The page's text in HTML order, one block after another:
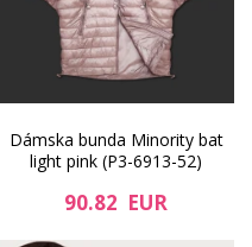
Dámska bunda Minority bat
light pink (P3-6913-52)
90.82 EUR